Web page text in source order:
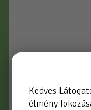
Kedves
élmény